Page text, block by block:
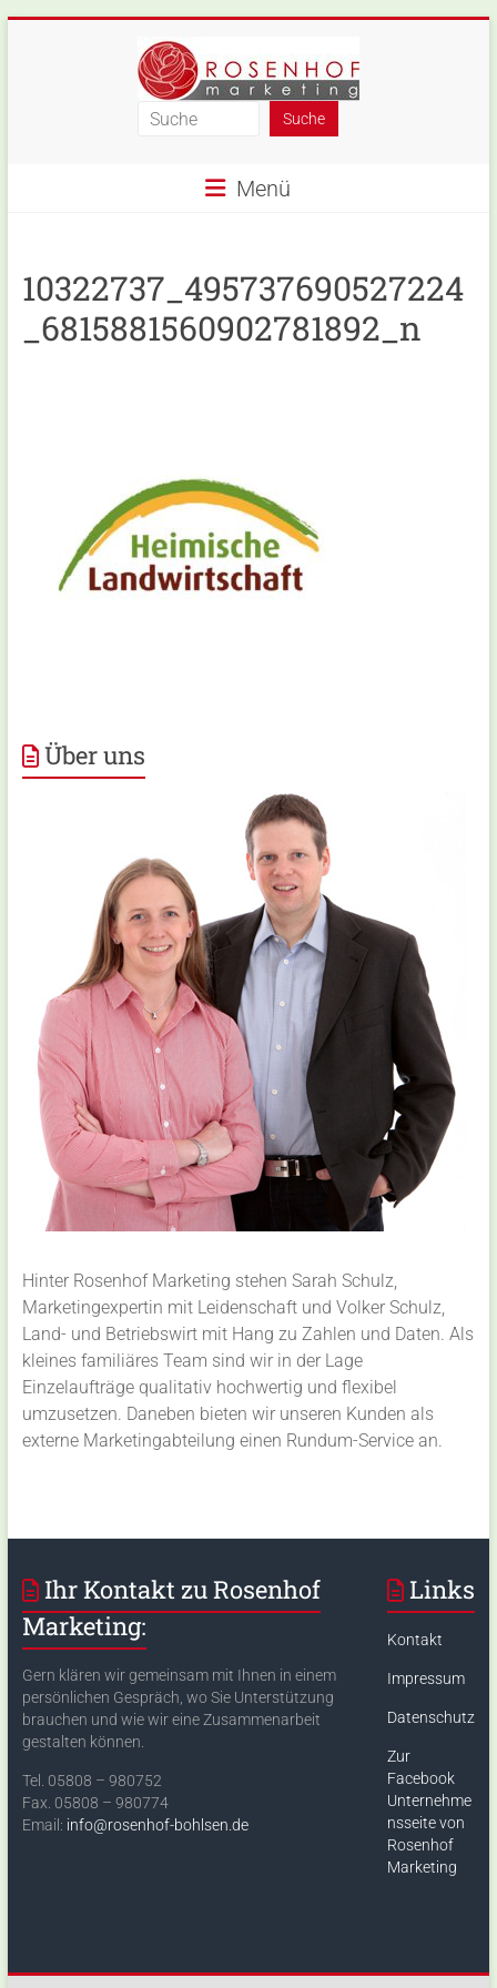
Rosenhof-
Menü
10322737_495737690527224
_6815881560902781892_n
Über uns
Hinter Rosenhof Marketing stehen Sarah Schulz,
Marketingexpertin mit Leidenschaft und Volker Schulz,
Land- und Betriebswirt mit Hang zu Zahlen und Daten. Als
kleines familiäres Team sind wir in der Lage
Einzelaufträge qualitativ hochwertig und flexibel
umzusetzen. Daneben bieten wir unseren Kunden als
externe Marketingabteilung einen Rundum-Service an.
Ihr Kontakt zu Rosenhof
Marketing:
Gern klären wir gemeinsam mit Ihnen in einem
persönlichen Gespräch, wo Sie Unterstützung
brauchen und wie wir eine Zusammenarbeit
gestalten können.
Tel. 05808 – 980752
Fax. 05808 – 980774
Email: info@rosenhof-bohlsen.de
Links
Kontakt
Impressum
Datenschutz
Zur
Facebook
Unternehme
nsseite von
Rosenhof
Marketing